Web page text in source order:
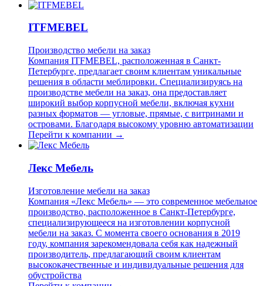
ITFMEBEL
Производство мебели на заказ
Компания ITFMEBEL, расположенная в Санкт-
Петербурге, предлагает своим клиентам уникальные
решения в области меблировки. Специализируясь на
производстве мебели на заказ, она предоставляет
широкий выбор корпусной мебели, включая кухни
разных форматов — угловые, прямые, с витринами и
островами. Благодаря высокому уровню автоматизации
Перейти к компании →
Лекс Мебель
Изготовление мебели на заказ
Компания «Лекс Мебель» — это современное мебельное
производство, расположенное в Санкт-Петербурге,
специализирующееся на изготовлении корпусной
мебели на заказ. С момента своего основания в 2019
году, компания зарекомендовала себя как надежный
производитель, предлагающий своим клиентам
высококачественные и индивидуальные решения для
обустройства